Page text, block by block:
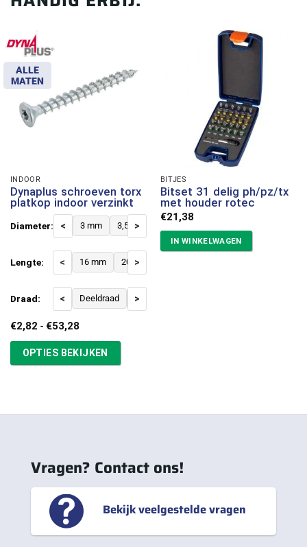
ALLE
MATEN
INDOOR
Dynaplus schroeven torx
platkop indoor verzinkt
Diameter: < 3 mm 3,5 mm 4 mm
>
Lengte: < 16 mm 20 mm
>
Draad: < Deeldraad Voldraad
>
€2,82 - €53,28Prijsklasse:
tot
€53,28
OPTIES BEKIJKEN
BITJES
Bitset 31 delig ph/pz/tx
met houder rotec
€21,38
IN WINKELWAGEN
Vragen? Contact ons!
Bekijk veelgestelde vragen